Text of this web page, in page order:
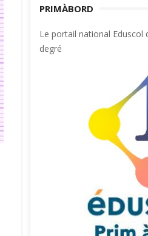
PRIMÀBORD
Le portail national Eduscol
degré